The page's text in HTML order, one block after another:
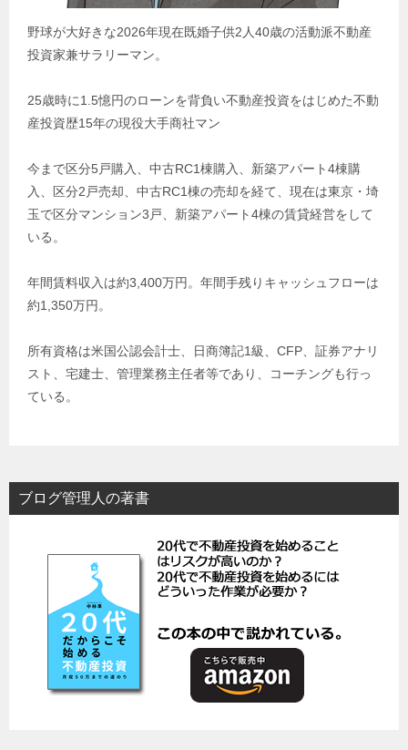
野球が大好きな2026年現在既婚子供2人40歳の活動派不動産
投資家兼サラリーマン。
25歳時に1.5憶円のローンを背負い不動産投資をはじめた不動
産投資歴15年の現役大手商社マン
今まで区分5戸購入、中古RC1棟購入、新築アパート4棟購
入、区分2戸売却、中古RC1棟の売却を経て、現在は東京・埼
玉で区分マンション3戸、新築アパート4棟の賃貸経営をして
いる。
年間賃料収入は約3,400万円。年間手残りキャッシュフローは
約1,350万円。
所有資格は米国公認会計士、日商簿記1級、CFP、証券アナリ
スト、宅建士、管理業務主任者等であり、コーチングも行っ
ている。
ブログ管理人の著書